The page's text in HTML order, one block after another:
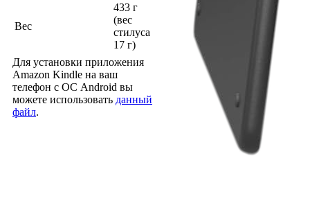
Вес
433 г
(вес
стилуса
17 г)
Для установки приложения
Amazon Kindle на ваш
телефон с ОС Android вы
можете использовать данный
файл.